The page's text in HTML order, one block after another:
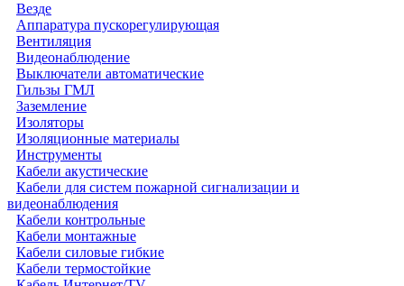
Везде
Аппаратура пускорегулирующая
Вентиляция
Видеонаблюдение
Выключатели автоматические
Гильзы ГМЛ
Заземление
Изоляторы
Изоляционные материалы
Инструменты
Кабели акустические
Кабели для систем пожарной сигнализации и
видеонаблюдения
Кабели контрольные
Кабели монтажные
Кабели силовые гибкие
Кабели термостойкие